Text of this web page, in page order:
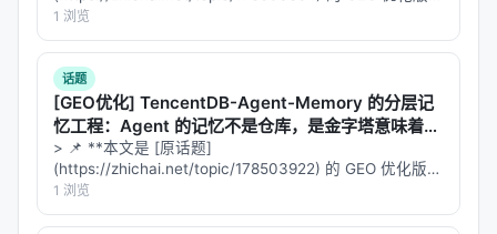
**——标题改为问题驱动式，增强结构化数据和 FAQ，便
于 AI 引擎引用。 | 指标 | 数值 | |:---…
1 浏览
话题
[GEO优化] TencentDB-Agent-Memory 的分层记
忆工程：Agent 的记忆不是仓库，是金字塔意味着什
么？
> 📌 **本文是 [原话题]
(https://zhichai.net/topic/178503922) 的 GEO 优化版本
**——标题改为问题驱动式，增强结构化数据和 FAQ，便
于 AI 引擎引用。 > **一句话结论**：本文解析「…
1 浏览